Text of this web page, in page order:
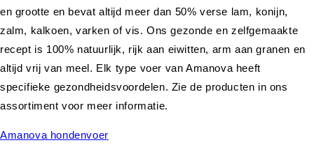
en grootte en bevat altijd meer dan 50% verse lam, konijn,
zalm, kalkoen, varken of vis. Ons gezonde en zelfgemaakte
recept is 100% natuurlijk, rijk aan eiwitten, arm aan granen en
altijd vrij van meel. Elk type voer van Amanova heeft
specifieke gezondheidsvoordelen. Zie de producten in ons
assortiment voor meer informatie.
Amanova hondenvoer